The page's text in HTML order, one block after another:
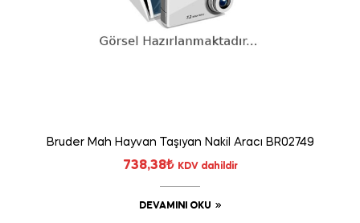
Bruder Mah Hayvan Taşıyan Nakil Aracı BR02749
738,38₺ KDV dahildir
DEVAMINI OKU